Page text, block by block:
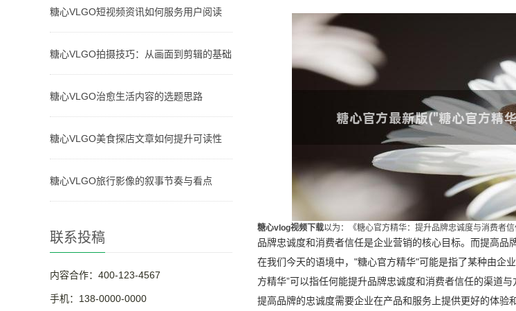
糖心VLGO短视频资讯如何服务用户阅读
糖心VLGO拍摄技巧：从画面到剪辑的基础
糖心VLGO治愈生活内容的选题思路
糖心VLGO美食探店文章如何提升可读性
糖心VLGO旅行影像的叙事节奏与看点
联系投稿
内容合作：400-123-4567
手机：138-0000-0000
糖心vlog视频下载以为：《糖心官方精华：提升品牌忠诚度与消费者信
品牌忠诚度和消费者信任是企业营销的核心目标。而提高品
在我们今天的语境中，"糖心官方精华"可能是指了某种由企
方精华”可以指任何能提升品牌忠诚度和消费者信任的渠道与
提高品牌的忠诚度需要企业在产品和服务上提供更好的体